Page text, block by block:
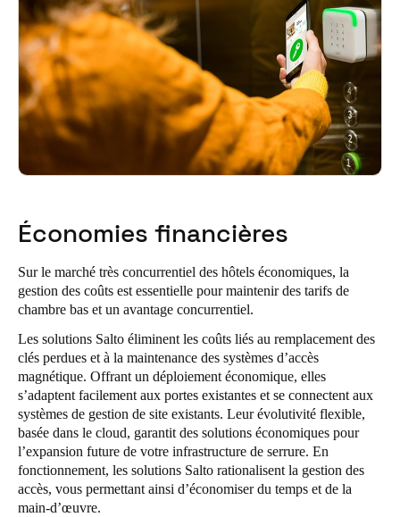
Économies financières
Sur le marché très concurrentiel des hôtels économiques, la
gestion des coûts est essentielle pour maintenir des tarifs de
chambre bas et un avantage concurrentiel.
Les solutions Salto éliminent les coûts liés au remplacement des
clés perdues et à la maintenance des systèmes d’accès
magnétique. Offrant un déploiement économique, elles
s’adaptent facilement aux portes existantes et se connectent aux
systèmes de gestion de site existants. Leur évolutivité flexible,
basée dans le cloud, garantit des solutions économiques pour
l’expansion future de votre infrastructure de serrure. En
fonctionnement, les solutions Salto rationalisent la gestion des
accès, vous permettant ainsi d’économiser du temps et de la
main-d’œuvre.